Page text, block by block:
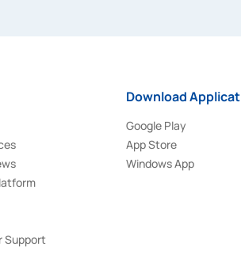
S-67/PM.21/2014 dated
Support
Download
Google Play
App Store
Windows App